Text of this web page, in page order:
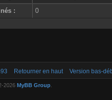
:
0
Retourner en haut Version bas-
2026 MyBB Group.